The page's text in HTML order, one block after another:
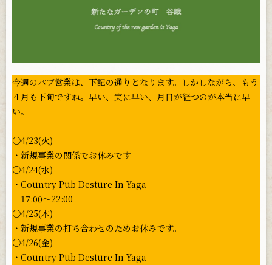
今週のパブ営業は、下記の通りとなります。しかしながら、もう
４月も下旬ですね。早い、実に早い、月日が経つのが本当に早
い。
○4/23(火)
・新規事業の関係でお休みです
○4/24(水)
・Country Pub Desture In Yaga
17:00〜22:00
○4/25(木)
・新規事業の打ち合わせのためお休みです。
○4/26(金)
・Country Pub Desture In Yaga